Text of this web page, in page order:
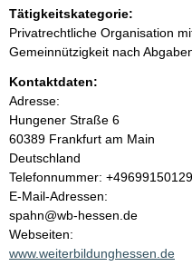
n
i
n
h
a
l
t
Tätigkeitskategorie:
Privatrechtliche Organisation
Gemeinnützigkeit nach
Kontaktdaten:
Adresse:
Hungener Straße 6
60389 Frankfurt am Main
Deutschland
K
o
n
t
a
Telefonnummer:
E-Mail-Adressen:
spahn@wb-hessen.de
Webseiten:
www.weiterbildunghessen.de